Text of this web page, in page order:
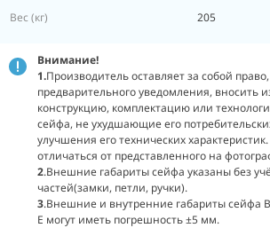
Вес (кг)
205
Внимание!
1.Производитель оставляет за собой
предварительного уведомления, вносить
конструкцию, комплектацию или
сейфа, не ухудшающие его
улучшения его технических
отличаться от представленного на
2.Внешние габариты сейфа указаны без
частей(замки, петли, ручки).
3.Внешние и внутренние габариты сейфа
E могут иметь погрешность ±5 мм.